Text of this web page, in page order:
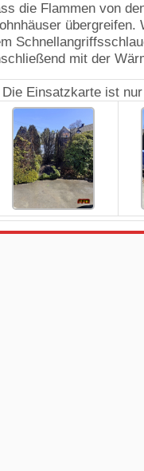
die Flammen von
mit der
Die Einsatzkarte ist